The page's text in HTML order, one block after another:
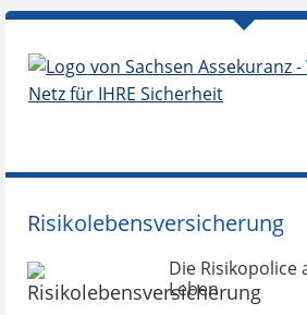
Risikolebensversicherung
Die Risikopolice
Leben